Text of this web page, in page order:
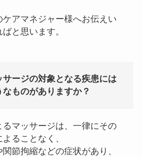
ケアマネジャー様へお伝えい
と思います。
サージの対象となる疾患には
なものがありますか？
るマッサージは、一律にその
ることなく、
節拘縮などの症状があり、